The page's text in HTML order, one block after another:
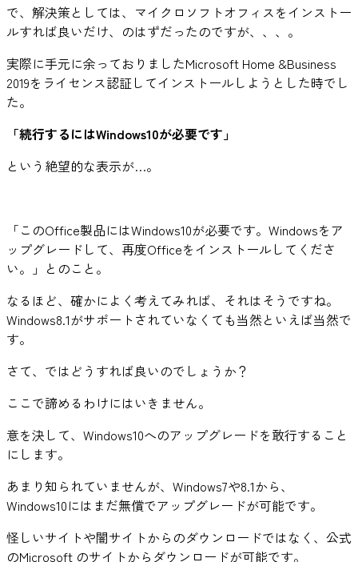
で、解決策としては、マイクロソフトオフィスをインストー
ルすれば良いだけ、のはずだったのですが、、、。
実際に手元に余っておりましたMicrosoft Home &Business
2019をライセンス認証してインストールしようとした時でし
た。
「続行するにはWindows10が必要です」
という絶望的な表示が…。
「このOffice製品にはWindows10が必要です。Windowsをア
ップグレードして、再度Officeをインストールしてくださ
い。」とのこと。
なるほど、確かによく考えてみれば、それはそうですね。
Windows8.1がサポートされていなくても当然といえば当然で
す。
さて、ではどうすれば良いのでしょうか？
ここで諦めるわけにはいきません。
意を決して、Windows10へのアップグレードを敢行すること
にします。
あまり知られていませんが、Windows7や8.1から、
Windows10にはまだ無償でアップグレードが可能です。
怪しいサイトや闇サイトからのダウンロードではなく、公式
のMicrosoft のサイトからダウンロードが可能です。